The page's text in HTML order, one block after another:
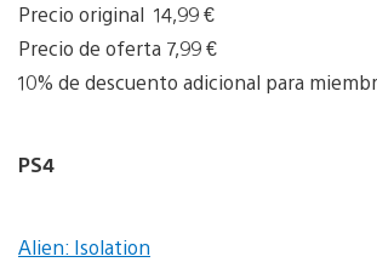
Precio original 14,99 €
Precio de oferta 7,99 €
10% de descuento adicional para
PS4
Alien: Isolation